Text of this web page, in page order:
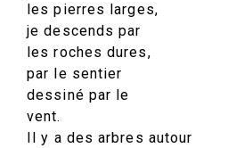
les pierres larges,
je descends par
les roches dures,
par le sentier
dessiné par le
vent.
Il y a des arbres autour